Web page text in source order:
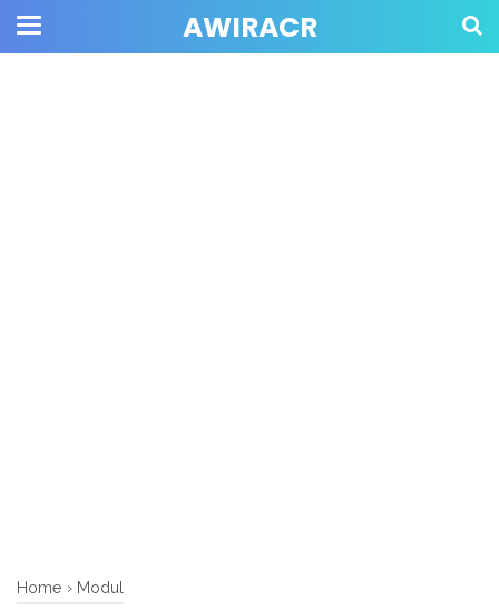
AWIRACR
Home › Modul